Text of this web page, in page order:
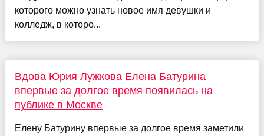
которого можно узнать новое имя девушки и
колледж, в которо...
Вдова Юрия Лужкова Елена Батурина
впервые за долгое время появилась на
публике в Москве
Елену Батурину впервые за долгое время заметили